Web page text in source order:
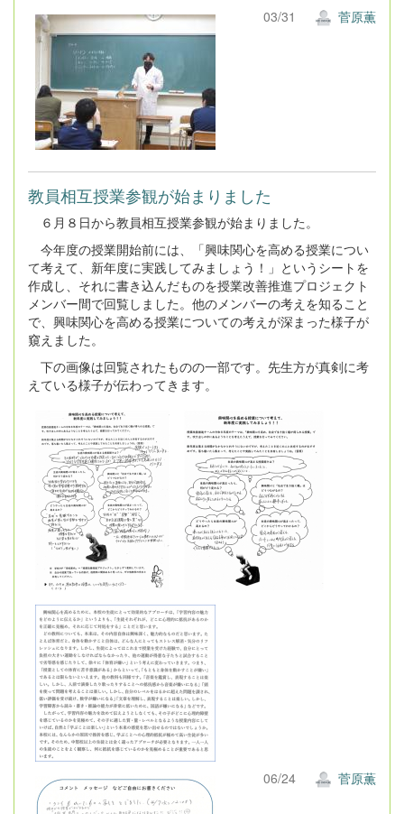
03/31 菅原薫
教員相互授業参観が始まりました
６月８日から教員相互授業参観が始まりました。
今年度の授業開始前には、「興味関心を高める授業につい
て考えて、新年度に実践してみましょう！」というシートを
作成し、それに書き込んだものを授業改善推進プロジェクト
メンバー間で回覧しました。他のメンバーの考えを知ること
で、興味関心を高める授業についての考えが深まった様子が
窺えました。
下の画像は回覧されたものの一部です。先生方が真剣に考
えている様子が伝わってきます。
06/24 菅原薫